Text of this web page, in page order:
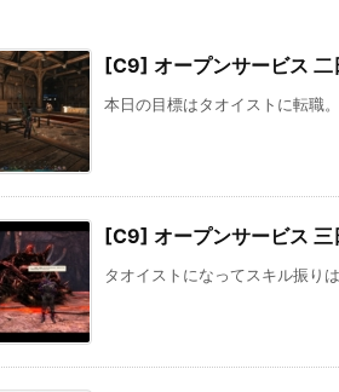
[C9] オープンサービス 二
本日の目標はタオイストに転職
[C9] オープンサービス 三
タオイストになってスキル振り